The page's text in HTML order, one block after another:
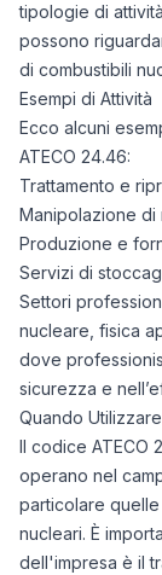
tipologie di
possono
di combustibili
Esempi di Attività
Ecco alcuni
ATECO 24.46:
Trattamento e
Manipolazione di
Produzione e
Servizi di
Settori
nucleare, fisica
dove
sicurezza e
Quando
Il codice ATECO
operano nel
particolare
nucleari. È
dell'impresa è il